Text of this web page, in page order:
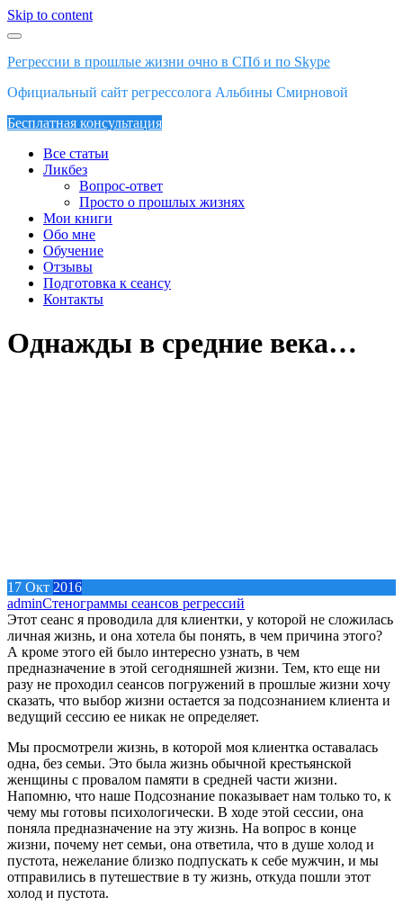
Skip to content
Регрессии в прошлые жизни очно в СПб и по Skype
Официальный сайт регрессолога Альбины Смирновой
Бесплатная консультация
Все статьи
Ликбез
Вопрос-ответ
Просто о прошлых жизнях
Мои книги
Обо мне
Обучение
Отзывы
Подготовка к сеансу
Контакты
Однажды в средние века…
17 Окт 2016
adminСтенограммы сеансов регрессий
Этот сеанс я проводила для клиентки, у которой не сложилась
личная жизнь, и она хотела бы понять, в чем причина этого?
А кроме этого ей было интересно узнать, в чем
предназначение в этой сегодняшней жизни. Тем, кто еще ни
разу не проходил сеансов погружений в прошлые жизни хочу
сказать, что выбор жизни остается за подсознанием клиента и
ведущий сессию ее никак не определяет.
Мы просмотрели жизнь, в которой моя клиентка оставалась
одна, без семьи. Это была жизнь обычной крестьянской
женщины с провалом памяти в средней части жизни.
Напомню, что наше Подсознание показывает нам только то, к
чему мы готовы психологически. В ходе этой сессии, она
поняла предназначение на эту жизнь. На вопрос в конце
жизни, почему нет семьи, она ответила, что в душе холод и
пустота, нежелание близко подпускать к себе мужчин, и мы
отправились в путешествие в ту жизнь, откуда пошли этот
холод и пустота.